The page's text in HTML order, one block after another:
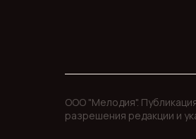
ООО "Мелодия".
разрешения редакции и